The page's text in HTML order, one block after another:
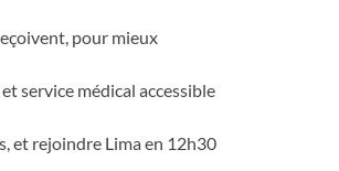
pour mieux
service médical accessible
et rejoindre Lima en 12h30